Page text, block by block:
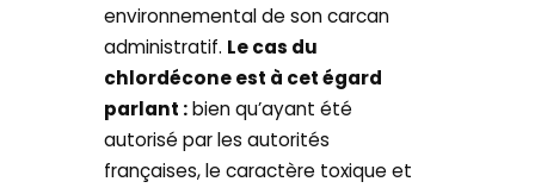
environnemental de son carcan
administratif. Le cas du
chlordécone est à cet égard
parlant :bien qu’ayant été
autorisé par les autorités
françaises, le caractère toxique et